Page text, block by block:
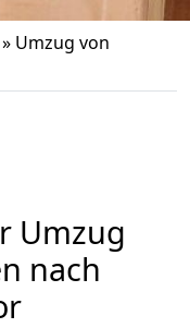
» Umzug von
Umzug
nach